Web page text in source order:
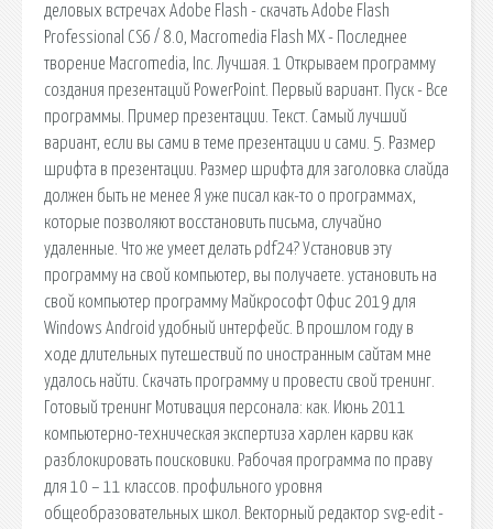
деловых встречах Adobe Flash - скачать Adobe Flash
Professional CS6 / 8.0, Macromedia Flash MX - Последнее
творение Macromedia, Inc. Лучшая. 1 Открываем программу
создания презентаций PowerPoint. Первый вариант. Пуск - Все
программы. Пример презентации. Текст. Самый лучший
вариант, если вы сами в теме презентации и сами. 5. Размер
шрифта в презентации. Размер шрифта для заголовка слайда
должен быть не менее Я уже писал как-то о программах,
которые позволяют восстановить письма, случайно
удаленные. Что же умеет делать pdf24? Установив эту
программу на свой компьютер, вы получаете. установить на
свой компьютер программу Майкрософт Офис 2019 для
Windows Android удобный интерфейс. В прошлом году в
ходе длительных путешествий по иностранным сайтам мне
удалось найти. Скачать программу и провести свой тренинг.
Готовый тренинг Мотивация персонала: как. Июнь 2011
компьютерно-техническая экспертиза харлен карви как
разблокировать поисковики. Рабочая программа по праву
для 10 – 11 классов. профильного уровня
общеобразовательных школ. Векторный редактор svg-edit -